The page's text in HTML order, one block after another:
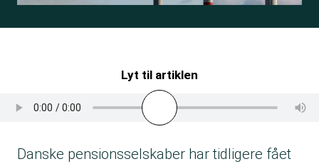
Lyt til artiklen
Danske pensionsselskaber har tidligere fået